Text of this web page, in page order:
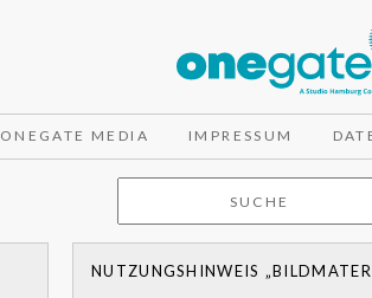
ONEGATE MEDIA IMPRESSUM
NUTZUNGSHINWEIS